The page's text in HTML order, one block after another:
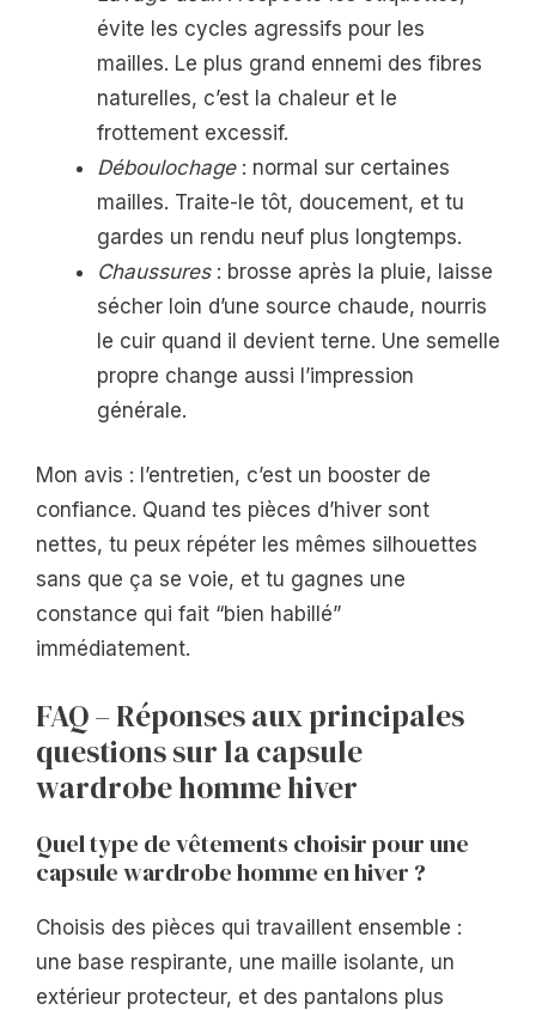
évite les cycles agressifs pour les
mailles. Le plus grand ennemi des fibres
naturelles, c’est la chaleur et le
frottement excessif.
Déboulochage: normal sur certaines
mailles. Traite-le tôt, doucement, et tu
gardes un rendu neuf plus longtemps.
Chaussures: brosse après la pluie, laisse
sécher loin d’une source chaude, nourris
le cuir quand il devient terne. Une semelle
propre change aussi l’impression
générale.
Mon avis : l’entretien, c’est un booster de
confiance. Quand tes pièces d’hiver sont
nettes, tu peux répéter les mêmes silhouettes
sans que ça se voie, et tu gagnes une
constance qui fait “bien habillé”
immédiatement.
FAQ – Réponses aux principales
questions sur la capsule
wardrobe homme hiver
Quel type de vêtements choisir pour une
capsule wardrobe homme en hiver ?
Choisis des pièces qui travaillent ensemble :
une base respirante, une maille isolante, un
extérieur protecteur, et des pantalons plus